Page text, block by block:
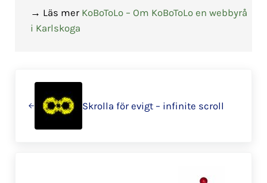
→ Läs mer KoBoToLo – Om KoBoToLo en webbyrå
i Karlskoga
Skrolla för evigt – infinite scroll